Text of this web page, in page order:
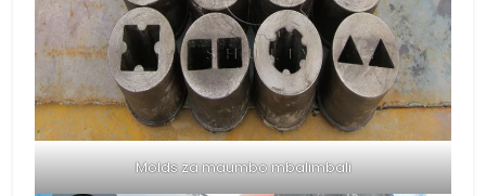
Molds za maumbo mbalimbali